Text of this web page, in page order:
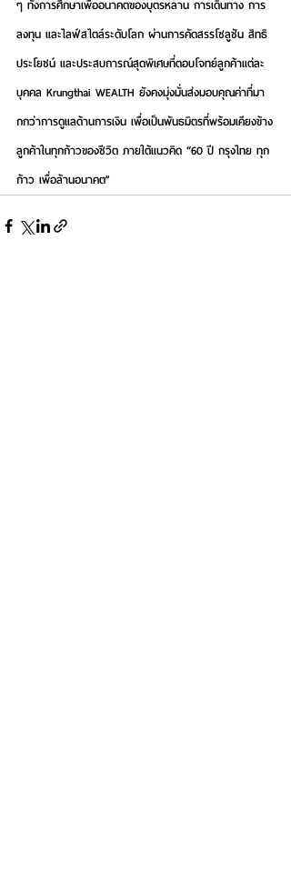
ๆ ทั้งการศึกษาเพื่ออนาคตของบุตรหลาน การเดินทาง การ
ลงทุน และไลฟ์สไตล์ระดับโลก ผ่านการคัดสรรโซลูชัน สิทธิ
ประโยชน์ และประสบการณ์สุดพิเศษที่ตอบโจทย์ลูกค้าแต่ละ
บุคคล Krungthai WEALTH ยังคงมุ่งมั่นส่งมอบคุณค่าที่มา
กกว่าการดูแลด้านการเงิน เพื่อเป็นพันธมิตรที่พร้อมเคียงข้าง
ลูกค้าในทุกก้าวของชีวิต ภายใต้แนวคิด “60 ปี กรุงไทย ทุก
ก้าว เพื่อล้านอนาคต”